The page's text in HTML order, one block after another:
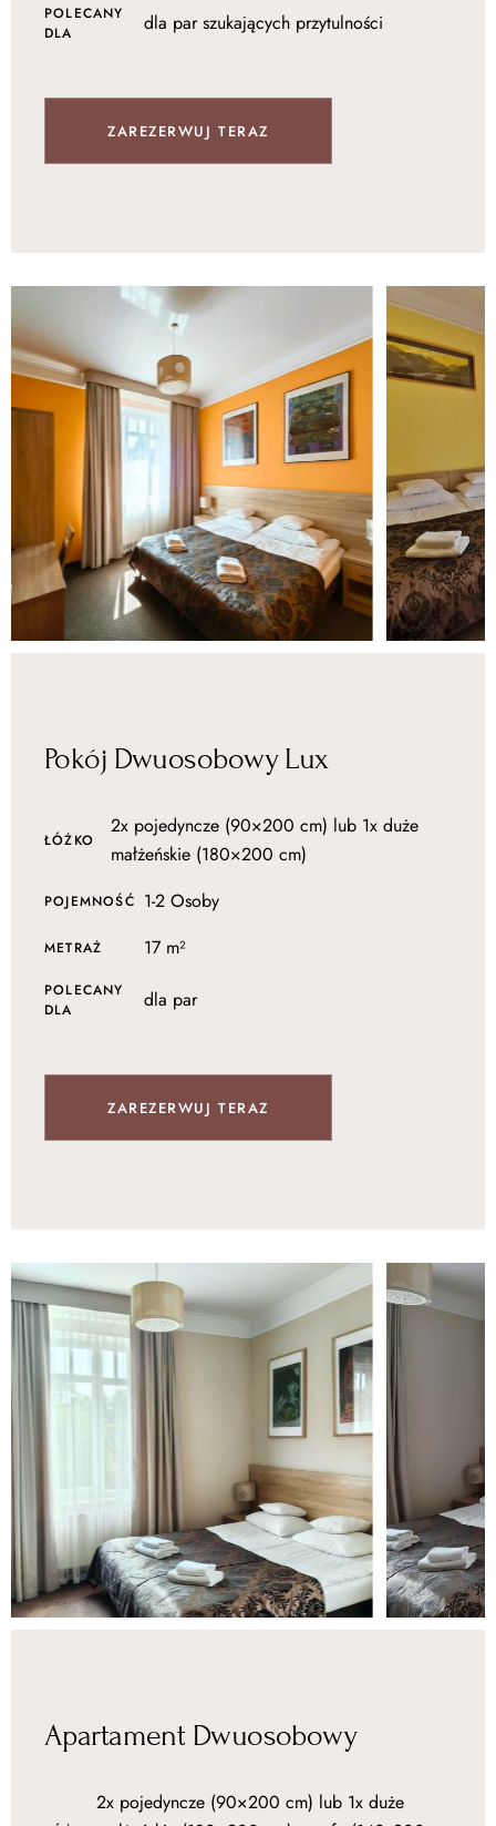
POLECANY
DLA
dla par szukających przytulności
ZAREZERWUJ TERAZ
Pokój Dwuosobowy Lux
ŁÓŻKO
2x pojedyncze (90×200 cm) lub 1x duże
małżeńskie (180×200 cm)
POJEMNOŚĆ 1-2 Osoby
METRAŻ 17 m²
POLECANY
DLA
dla par
ZAREZERWUJ TERAZ
Apartament Dwuosobowy
2x pojedyncze (90×200 cm) lub 1x duże